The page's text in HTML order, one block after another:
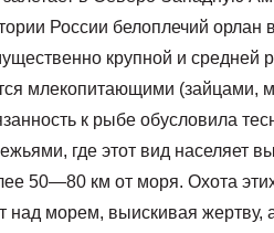
России белоплечий орлан
крупной и средней
млекопитающими
к рыбе обусловила
где этот вид населяет
50—80 км от моря. Охота
над морем, выискивая жертву,